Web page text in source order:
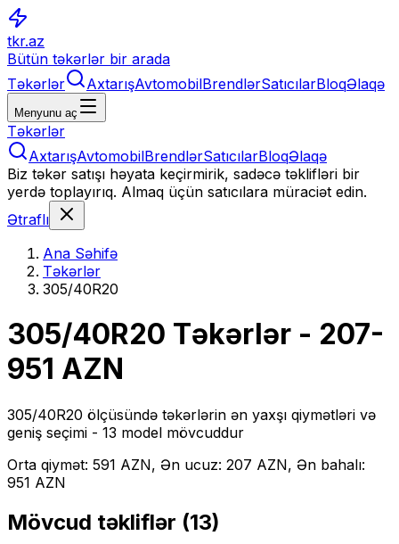
tkr.az
Bütün təkərlər bir arada
Təkərlər
AxtarışAvtomobilBrendlərSatıcılarBloqƏlaqə
Menyunu aç
Təkərlər
AxtarışAvtomobilBrendlərSatıcılarBloqƏlaqə
Biz təkər satışı həyata keçirmirik, sadəcə təklifləri bir
yerdə toplayırıq. Almaq üçün satıcılara müraciət edin.
Ətraflı
Ana Səhifə
Təkərlər
305/40R20
305/40R20 Təkərlər - 207-
951 AZN
305/40R20 ölçüsündə təkərlərin ən yaxşı qiymətləri və
geniş seçimi - 13 model mövcuddur
Orta qiymət: 591 AZN, Ən ucuz: 207 AZN, Ən bahalı:
951 AZN
Mövcud təkliflər (13)